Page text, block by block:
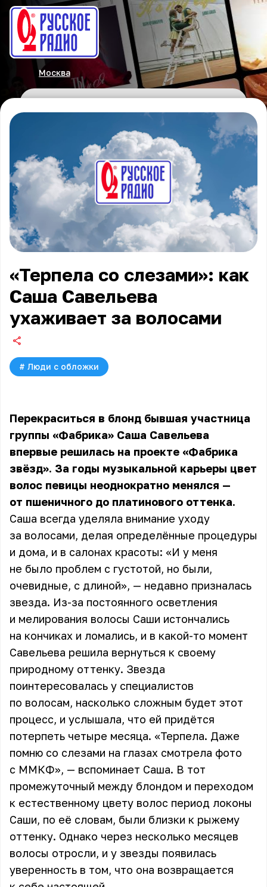
Москва
«Терпела со слезами»: как
Саша Савельева
ухаживает за волосами
# Люди с обложки
Перекраситься в блонд бывшая участница
группы «Фабрика» Саша Савельева
впервые решилась на проекте «Фабрика
звёзд». За годы музыкальной карьеры цвет
волос певицы неоднократно менялся —
от пшеничного до платинового оттенка.
Саша всегда уделяла внимание уходу
за волосами, делая определённые процедуры
и дома, и в салонах красоты: «И у меня
не было проблем с густотой, но были,
очевидные, с длиной», — недавно призналась
звезда. Из-за постоянного осветления
и мелирования волосы Саши истончались
на кончиках и ломались, и в какой-то момент
Савельева решила вернуться к своему
природному оттенку. Звезда
поинтересовалась у специалистов
по волосам, насколько сложным будет этот
процесс, и услышала, что ей придётся
потерпеть четыре месяца. «Терпела. Даже
помню со слезами на глазах смотрела фото
с ММКФ», — вспоминает Саша. В тот
промежуточный между блондом и переходом
к естественному цвету волос период локоны
Саши, по её словам, были близки к рыжему
оттенку. Однако через несколько месяцев
волосы отросли, и у звезды появилась
уверенность в том, что она возвращается